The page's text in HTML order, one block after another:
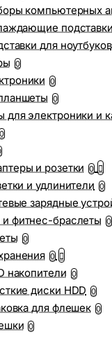
компьютерных
для ноутбуков
0
0
0
для электроники и
0
и розетки 0
и удлинители 0
зарядные
фитнес-браслеты 0
0
0
накопители 0
диски HDD 0
для флешек 0
0